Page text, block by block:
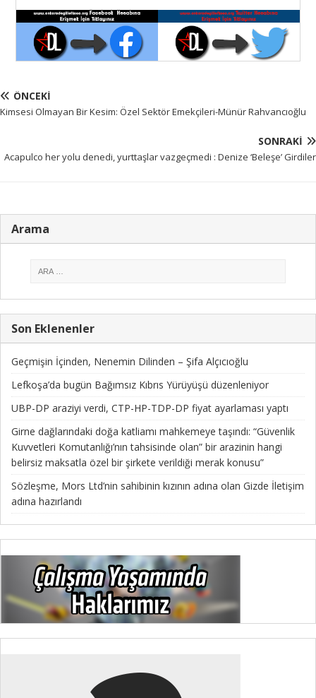
ÖNCEKI
Kimsesi Olmayan Bir Kesim: Özel Sektör Emekçileri-Münür Rahvancıoğlu
SONRAKI
Acapulco her yolu denedi, yurttaşlar vazgeçmedi : Denize ‘Beleşe’ Girdiler
Arama
Son Eklenenler
Geçmişin İçinden, Nenemin Dilinden – Şifa Alçıcıoğlu
Lefkoşa’da bugün Bağımsız Kıbrıs Yürüyüşü düzenleniyor
UBP-DP araziyi verdi, CTP-HP-TDP-DP fiyat ayarlaması yaptı
Girne dağlarındaki doğa katliamı mahkemeye taşındı: “Güvenlik
Kuvvetleri Komutanlığı’nın tahsisinde olan” bir arazinin hangi
belirsiz maksatla özel bir şirkete verildiği merak konusu”
Sözleşme, Mors Ltd’nin sahibinin kızının adına olan Gizde İletişim
adına hazırlandı